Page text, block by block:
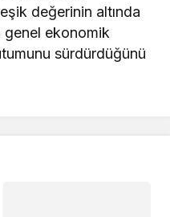
değerinin altında
genel ekonomik
sürdürdüğünü